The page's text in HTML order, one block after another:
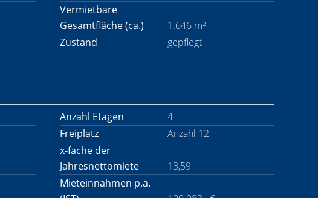
Vermietbare
Gesamtfläche (ca.)
1.646 m²
Zustand
gepflegt
Anzahl Etagen
4
Freiplatz Anzahl 12
x-fache der
Jahresnettomiete
13,59
Mieteinnahmen p.a.